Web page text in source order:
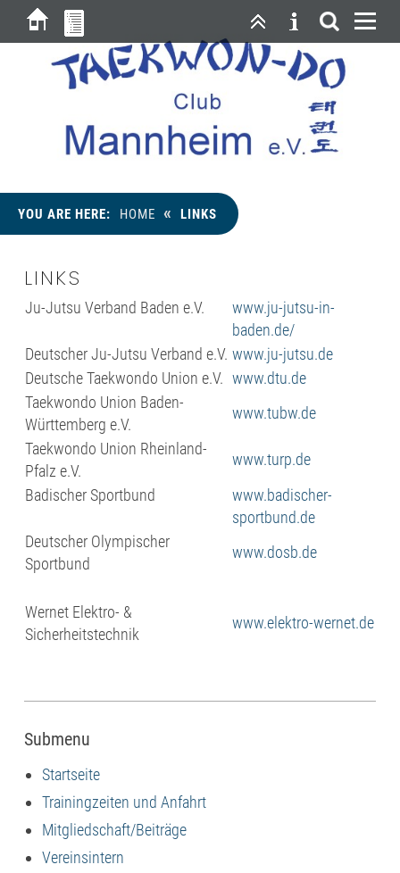
YOU ARE HERE: HOME « LINKS
LINKS
Ju-Jutsu Verband Baden e.V.
www.ju-jutsu-in-
baden.de/
Deutscher Ju-Jutsu Verband e.V. www.ju-jutsu.de
Deutsche Taekwondo Union e.V. www.dtu.de
Taekwondo Union Baden-
Württemberg e.V.
www.tubw.de
Taekwondo Union Rheinland-
Pfalz e.V.
www.turp.de
Badischer Sportbund
www.badischer-
sportbund.de
Deutscher Olympischer
Sportbund
www.dosb.de
Wernet Elektro- &
Sicherheitstechnik
www.elektro-wernet.de
Submenu
Startseite
Trainingzeiten und Anfahrt
Mitgliedschaft/Beiträge
Vereinsintern